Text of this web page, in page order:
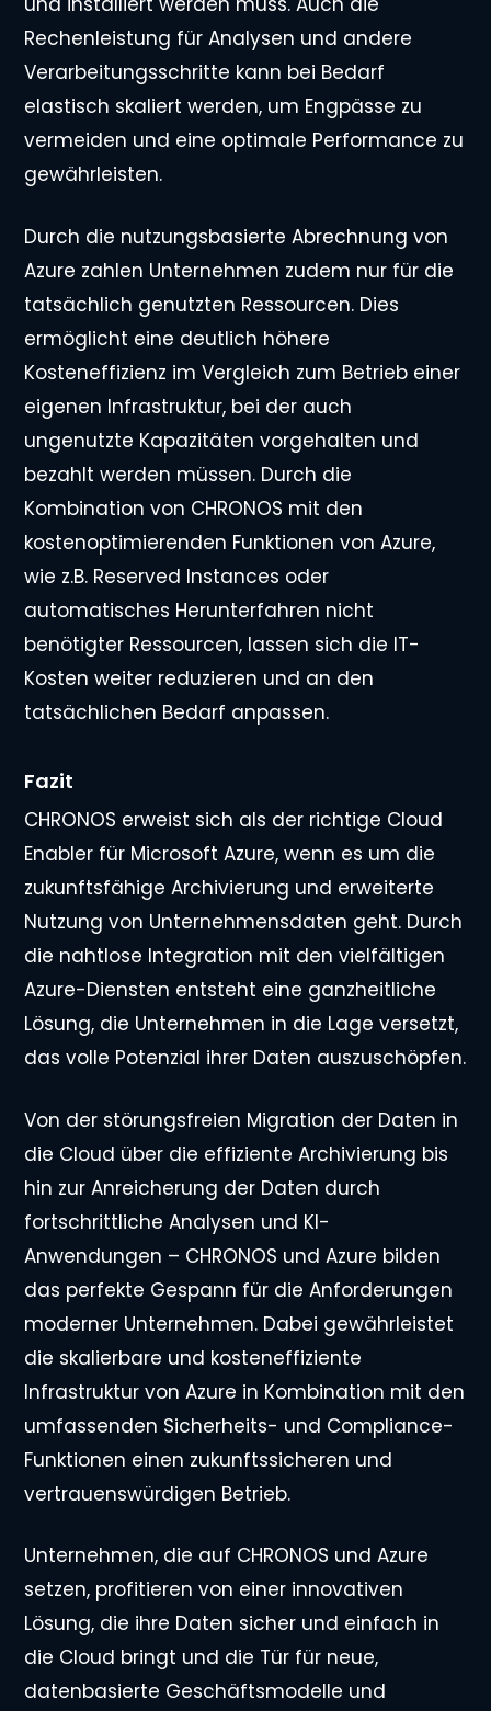
Rechenleistung für Analysen und andere
Verarbeitungsschritte kann bei Bedarf
elastisch skaliert werden, um Engpässe zu
vermeiden und eine optimale Performance zu
gewährleisten.
Durch die nutzungsbasierte Abrechnung von
Azure zahlen Unternehmen zudem nur für die
tatsächlich genutzten Ressourcen. Dies
ermöglicht eine deutlich höhere
Kosteneffizienz im Vergleich zum Betrieb einer
eigenen Infrastruktur, bei der auch
ungenutzte Kapazitäten vorgehalten und
bezahlt werden müssen. Durch die
Kombination von CHRONOS mit den
kostenoptimierenden Funktionen von Azure,
wie z.B. Reserved Instances oder
automatisches Herunterfahren nicht
benötigter Ressourcen, lassen sich die IT-
Kosten weiter reduzieren und an den
tatsächlichen Bedarf anpassen.
Fazit
CHRONOS erweist sich als der richtige Cloud
Enabler für Microsoft Azure, wenn es um die
zukunftsfähige Archivierung und erweiterte
Nutzung von Unternehmensdaten geht. Durch
die nahtlose Integration mit den vielfältigen
Azure-Diensten entsteht eine ganzheitliche
Lösung, die Unternehmen in die Lage versetzt,
das volle Potenzial ihrer Daten auszuschöpfen.
Von der störungsfreien Migration der Daten in
die Cloud über die effiziente Archivierung bis
hin zur Anreicherung der Daten durch
fortschrittliche Analysen und KI-
Anwendungen – CHRONOS und Azure bilden
das perfekte Gespann für die Anforderungen
moderner Unternehmen. Dabei gewährleistet
die skalierbare und kosteneffiziente
Infrastruktur von Azure in Kombination mit den
umfassenden Sicherheits- und Compliance-
Funktionen einen zukunftssicheren und
vertrauenswürdigen Betrieb.
Unternehmen, die auf CHRONOS und Azure
setzen, profitieren von einer innovativen
Lösung, die ihre Daten sicher und einfach in
die Cloud bringt und die Tür für neue,
datenbasierte Geschäftsmodelle und